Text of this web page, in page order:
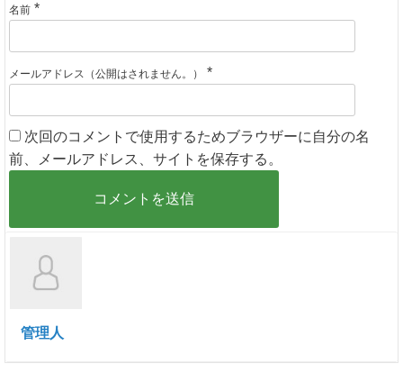
名前 *
メールアドレス（公開はされません。） *
次回のコメントで使用するためブラウザーに自分の名
前、メールアドレス、サイトを保存する。
管理人